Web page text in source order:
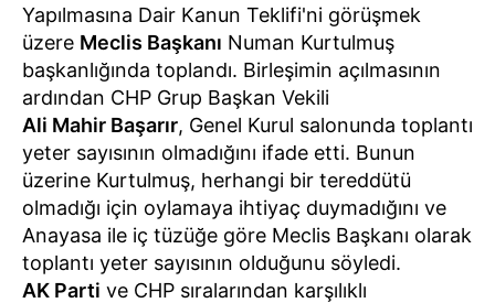
Yapılmasına Dair Kanun Teklifi'ni görüşmek
üzere Meclis Başkanı Numan Kurtulmuş
başkanlığında toplandı. Birleşimin açılmasının
ardından CHP Grup Başkan Vekili
Ali Mahir Başarır, Genel Kurul salonunda toplantı
yeter sayısının olmadığını ifade etti. Bunun
üzerine Kurtulmuş, herhangi bir tereddütü
olmadığı için oylamaya ihtiyaç duymadığını ve
Anayasa ile iç tüzüğe göre Meclis Başkanı olarak
toplantı yeter sayısının olduğunu söyledi.
AK Parti ve CHP sıralarından karşılıklı